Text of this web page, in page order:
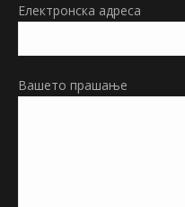
Електронска адреса
Вашето прашање